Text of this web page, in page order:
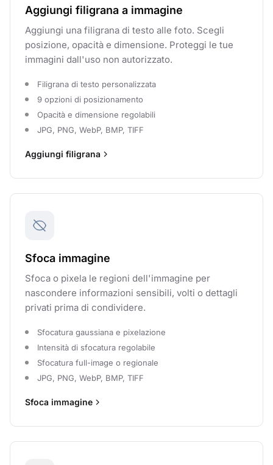
Aggiungi filigrana a immagine
Aggiungi una filigrana di testo alle foto. Scegli
posizione, opacità e dimensione. Proteggi le tue
immagini dall'uso non autorizzato.
Filigrana di testo personalizzata
9 opzioni di posizionamento
Opacità e dimensione regolabili
JPG, PNG, WebP, BMP, TIFF
Aggiungi filigrana
Sfoca immagine
Sfoca o pixela le regioni dell'immagine per
nascondere informazioni sensibili, volti o dettagli
privati prima di condividere.
Sfocatura gaussiana e pixelazione
Intensità di sfocatura regolabile
Sfocatura full-image o regionale
JPG, PNG, WebP, BMP, TIFF
Sfoca immagine